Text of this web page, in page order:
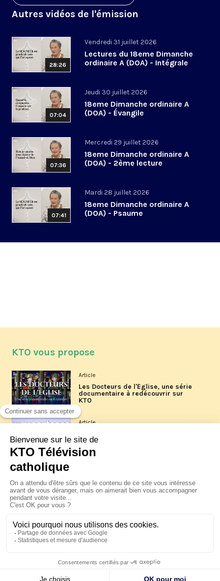
Autres vidéos de l'émission
28:26
Vendredi 31 juillet 2026
Lectures du 18eme Dimanche
ordinaire A (DOA) - Intégrale
07:04
Jeudi 30 juillet 2026
18eme Dimanche ordinaire A
(DOA) - Évangile
07:36
Mercredi 29 juillet 2026
18eme Dimanche ordinaire A
(DOA) - 2ème lecture
07:41
Mardi 28 juillet 2026
18eme Dimanche ordinaire A
(DOA) - Psaume
KTO vous propose
Article
Les Docteurs de l'Église, une série
documentaire à redécouvrir sur
KTO
Article
La visite pastorale du pape Léon
XIV à Assise à suivre sur KTO le
jeudi 6 août
Le pape en Uruguay, Argentine et
Pérou du 6 au 17 novembre 2026